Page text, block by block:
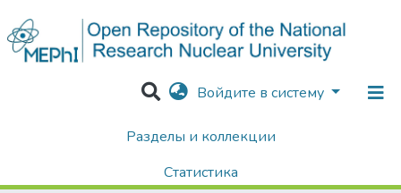
Войдите в систему
Разделы и коллекции
Статистика
Диссертации / Выпускные квалификационные работы
РАЗРАБОТКА МОДЕЛИ ЦЕЛЕВОЙ СИСТЕМЫ УПРАВЛЕНИЯ И АДАПТИВНОЙ ОРГАНИЗАЦИОННОЙ СТРУКТУРЫ ИТ В ИНЖИНИРИНГОВОМ ДИВИЗИОНЕ ГОСКОРПОРАЦИИ «РОСАТОМ»